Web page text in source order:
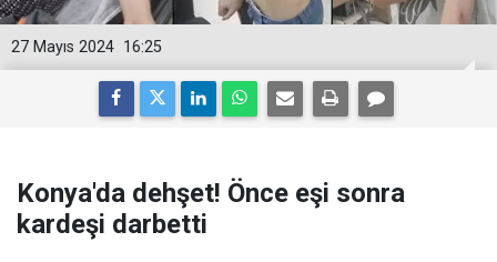
16:25
27 Mayıs 2024
Konya'da dehşet! Önce eşi sonra
kardeşi darbetti